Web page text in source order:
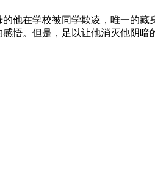
在学校被同学欺凌，唯一的藏
悟。但是，足以让他消灭他阴暗